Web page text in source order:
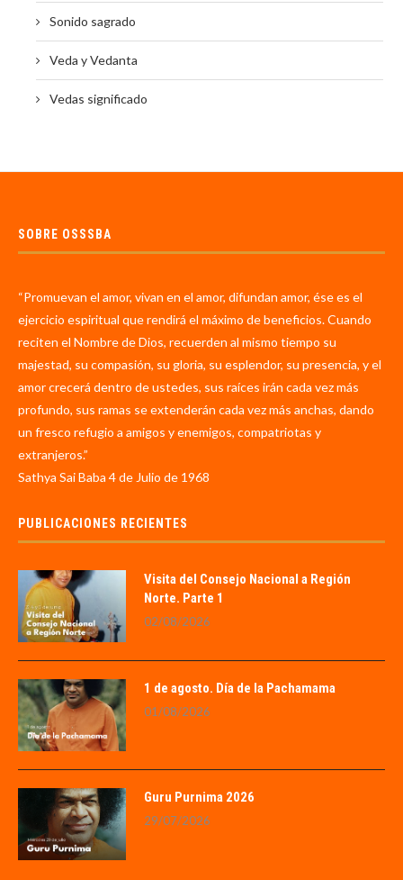
Sonido sagrado
Veda y Vedanta
Vedas significado
SOBRE OSSSBA
“Promuevan el amor, vivan en el amor, difundan amor, ése es el
ejercicio espiritual que rendirá el máximo de beneficios. Cuando
reciten el Nombre de Dios, recuerden al mismo tiempo su
majestad, su compasión, su gloria, su esplendor, su presencia, y el
amor crecerá dentro de ustedes, sus raíces irán cada vez más
profundo, sus ramas se extenderán cada vez más anchas, dando
un fresco refugio a amigos y enemigos, compatriotas y
extranjeros.”
Sathya Sai Baba 4 de Julio de 1968
PUBLICACIONES RECIENTES
Visita del Consejo Nacional a Región
Norte. Parte 1
02/08/2026
1 de agosto. Día de la Pachamama
01/08/2026
Guru Purnima 2026
29/07/2026